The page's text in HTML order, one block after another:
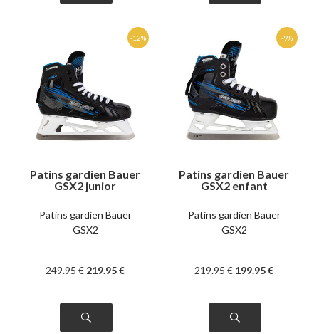
Patins gardien Bauer
GSX2 junior
Patins gardien Bauer
GSX2
249.95€ 219.95€
Patins gardien Bauer
GSX2 enfant
Patins gardien Bauer
GSX2
219.95€ 199.95€